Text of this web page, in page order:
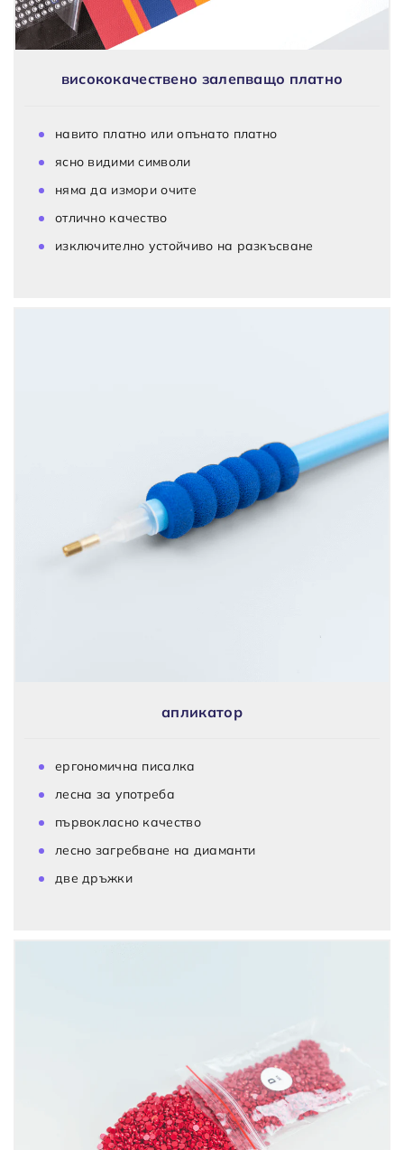
висококачествено залепващо платно
навито платно или опънато платно
ясно видими символи
няма да измори очите
отлично качество
изключително устойчиво на разкъсване
апликатор
ергономична писалка
лесна за употреба
първокласно качество
лесно загребване на диаманти
две дръжки